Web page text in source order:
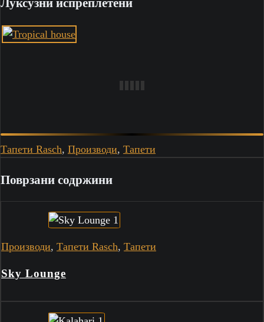
Луксузни испреплетени
Тапети Rasch, Производи, Тапети
Поврзани содржини
Производи, Тапети Rasch, Тапети
Sky Lounge